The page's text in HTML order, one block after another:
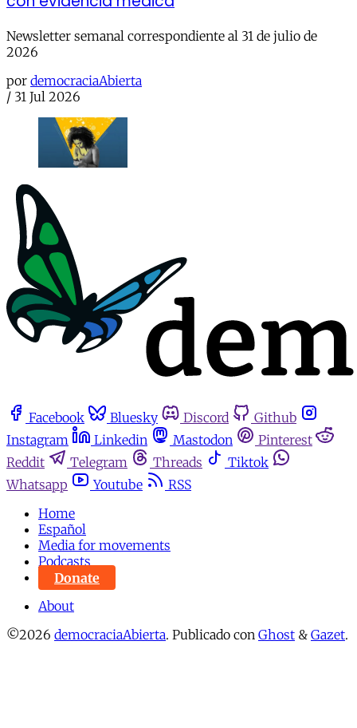
Newsletter semanal correspondiente al 31 de julio de
2026
por democraciaAbierta
/ 31 Jul 2026
Facebook Bluesky Discord
Github
Instagram
Linkedin Mastodon
Pinterest
Reddit
Telegram Threads
Tiktok
Whatsapp
Youtube
RSS
Home
Español
Media for movements
Podcasts
Donate
About
©2026 democraciaAbierta. Publicado con Ghost & Gazet.